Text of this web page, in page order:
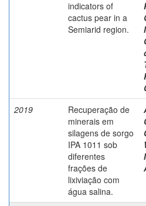
indicators of
cactus pear in a
Semiarid region.
2019
Recuperação de
minerais em
silagens de sorgo
IPA 1011 sob
diferentes
frações de
lixiviação com
água salina.